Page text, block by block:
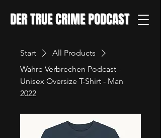
DER TRUE CRIME PODCAST
Start
All Products
Wahre Verbrechen Podcast -
Unisex Oversize T-Shirt - Man
2022